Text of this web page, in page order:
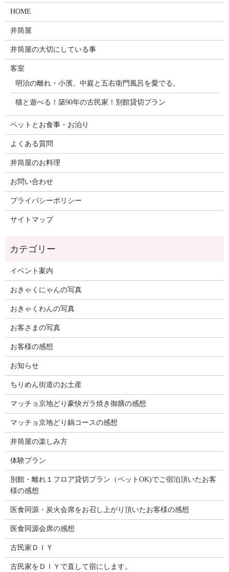
HOME
井筒屋
井筒屋の大切にしている事
客室
明治の離れ・小濱。中庭と五右衛門風呂を愛でる。
猫と遊べる！築90年の古民家！別館貸切プラン
ペットとお食事・お泊り
よくある質問
井筒屋のお料理
お問い合わせ
プライバシーポリシー
サイトマップ
イベント案内
おきゃくにゃんの写真
おきゃくわんの写真
お客さまの写真
お客様の感想
お知らせ
ちりめん街道のお土産
マッチョ京地どり豪快ガラ焼き御膳の感想
マッチョ京地どり鍋コースの感想
井筒屋の楽しみ方
体験プラン
別館・離れ１フロア貸切プラン（ペットOK)でご宿泊頂いたお客
様の感想
医食同源・炭火会席をお召し上がり頂いたお客様の感想
医食同源会席の感想
古民家ＤＩＹ
古民家をＤＩＹで直して宿にします。